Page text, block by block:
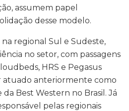
assumem papel
desse modelo.
regional Sul e Sudeste,
no setor, com passagens
HRS e Pegasus
atuado anteriormente como
Best Western no Brasil. Já
pelas regionais